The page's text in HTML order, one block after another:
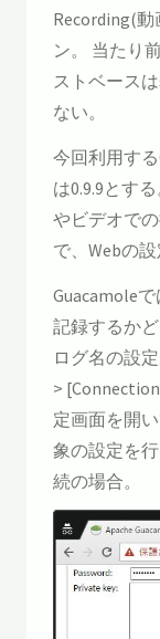
Recording(
ン。 当たり
ストベース
ない。
今回利用す
は0.9.9とす
やビデオで
で、Webの
Guacamole
記録するか
ログ名の設
>
定画面を開
象の設定を
続の場合。